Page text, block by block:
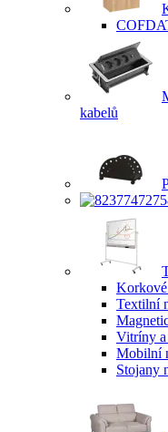
kabelů
Textilní
Vitríny
Mobilní
Stojany